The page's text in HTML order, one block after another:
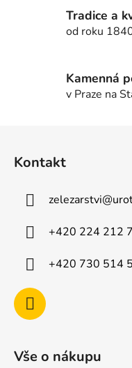
Tradice a
od roku
Kamenná
v Praze na
Kontakt
zelezarstvi@
+420 224 212
+420 730 514
Vše o nákupu